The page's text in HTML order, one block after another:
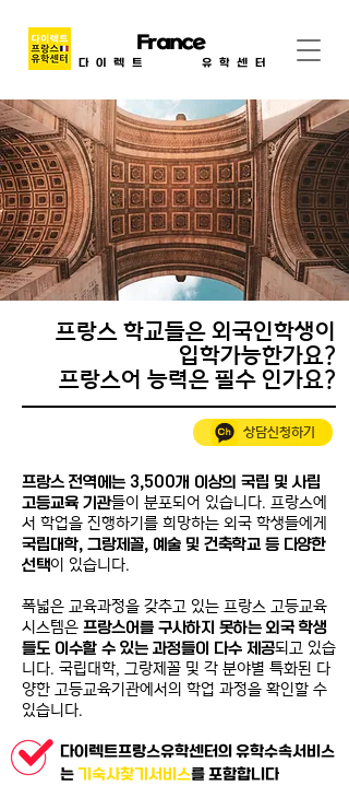
FranceCenter
다이렉트 유학센터
프랑스 학교들은 외국인학생이
입학가능한가요?
프랑스어 능력은 필수 인가요?
상담신청하기
프랑스 전역에는 3,500개 이상의 국립 및 사립
고등교육 기관들이 분포되어 있습니다. 프랑스에
서 학업을 진행하기를 희망하는 외국 학생들에게
국립대학, 그랑제꼴, 예술 및 건축학교 등 다양한
선택이 있습니다.
폭넓은 교육과정을 갖추고 있는 프랑스 고등교육
시스템은 프랑스어를 구사하지 못하는 외국 학생
들도 이수할 수 있는 과정들이 다수 제공되고 있습
니다. 국립대학, 그랑제꼴 및 각 분야별 특화된 다
양한 고등교육기관에서의 학업 과정을 확인할 수
있습니다.
다이렉트프랑스유학센터의 유학수속서비스
는 기숙사찾기서비스를 포함합니다